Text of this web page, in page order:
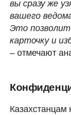
вы сразу же
вашего
Это
карточку и
– отмечают